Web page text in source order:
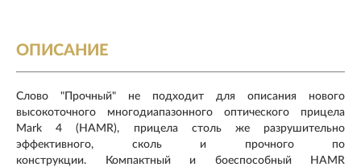
ОПИСАНИЕ
Слово "Прочный" не подходит для описания нового
высокоточного многодиапазонного оптического прицела
Mark 4 (HAMR), прицела столь же разрушительно
эффективного, сколь и прочного по
конструкции.
Компактный и боеспособный HAMR